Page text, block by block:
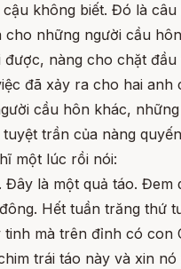
không biết. Đó là câu
cho những người cầu
nàng cho chặt đầu
đã xảy ra cho hai anh
cầu hôn khác,
trần của nàng
một lúc rồi nói:
Đây là một quả táo. Đem
Hết tuần trăng thứ
mà trên đỉnh có con
trái táo này và xin nó